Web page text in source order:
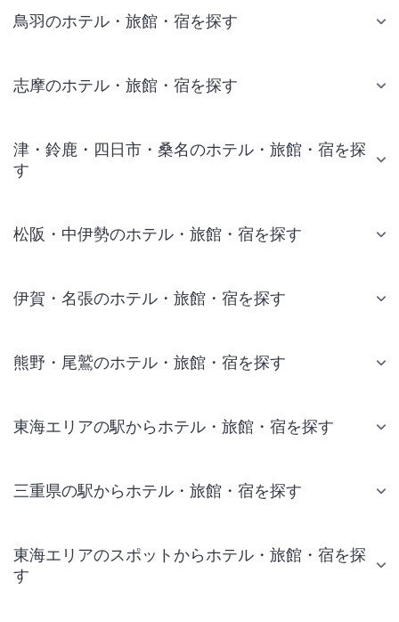
鳥羽のホテル・旅館・宿を探す
志摩のホテル・旅館・宿を探す
津・鈴鹿・四日市・桑名のホテル・旅館・宿を探
す
松阪・中伊勢のホテル・旅館・宿を探す
伊賀・名張のホテル・旅館・宿を探す
熊野・尾鷲のホテル・旅館・宿を探す
東海エリアの駅からホテル・旅館・宿を探す
三重県の駅からホテル・旅館・宿を探す
東海エリアのスポットからホテル・旅館・宿を探
す